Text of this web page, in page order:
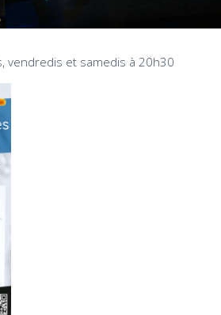
vendredis et samedis à 20h30